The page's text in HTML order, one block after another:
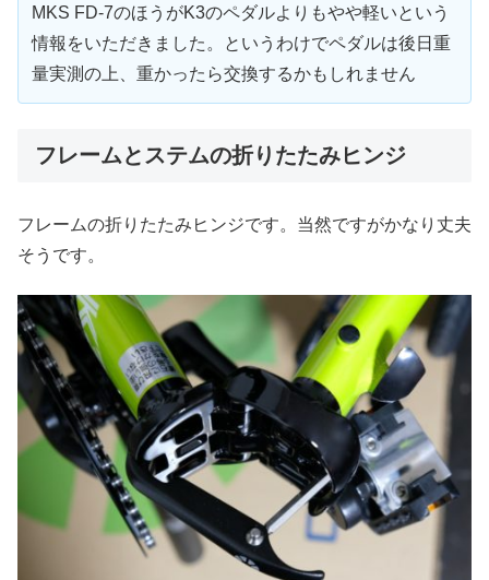
MKS FD-7のほうがK3のペダルよりもやや軽いという
情報をいただきました。というわけでペダルは後日重
量実測の上、重かったら交換するかもしれません
フレームとステムの折りたたみヒンジ
フレームの折りたたみヒンジです。当然ですがかなり丈夫
そうです。